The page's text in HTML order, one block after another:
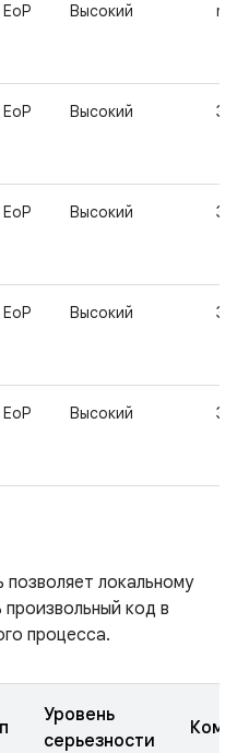
EoP Высокий
EoP Высокий
EoP Высокий
EoP Высокий
EoP Высокий
локальному
код в
процесса.
Уровень
серьезности